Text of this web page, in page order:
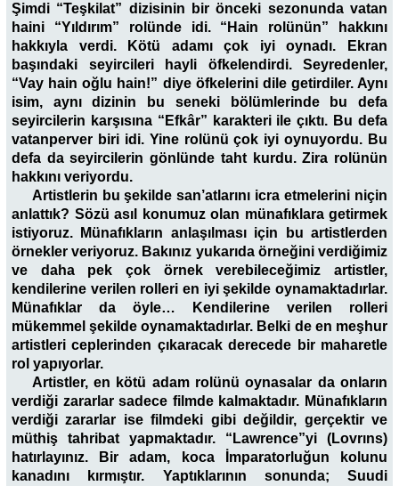
Şimdi “Teşkilat” dizisinin bir önceki sezonunda vatan
haini “Yıldırım” rolünde idi. “Hain rolünün” hakkını
hakkıyla verdi. Kötü adamı çok iyi oynadı. Ekran
başındaki seyircileri hayli öfkelendirdi. Seyredenler,
“Vay hain oğlu hain!” diye öfkelerini dile getirdiler. Aynı
isim, aynı dizinin bu seneki bölümlerinde bu defa
seyircilerin karşısına “Efkâr” karakteri ile çıktı. Bu defa
vatanperver biri idi. Yine rolünü çok iyi oynuyordu. Bu
defa da seyircilerin gönlünde taht kurdu. Zira rolünün
hakkını veriyordu.
Artistlerin bu şekilde san’atlarını icra etmelerini niçin
anlattık? Sözü asıl konumuz olan münafıklara getirmek
istiyoruz. Münafıkların anlaşılması için bu artistlerden
örnekler veriyoruz. Bakınız yukarıda örneğini verdiğimiz
ve daha pek çok örnek verebileceğimiz artistler,
kendilerine verilen rolleri en iyi şekilde oynamaktadırlar.
Münafıklar da öyle… Kendilerine verilen rolleri
mükemmel şekilde oynamaktadırlar. Belki de en meşhur
artistleri ceplerinden çıkaracak derecede bir maharetle
rol yapıyorlar.
Artistler, en kötü adam rolünü oynasalar da onların
verdiği zararlar sadece filmde kalmaktadır. Münafıkların
verdiği zararlar ise filmdeki gibi değildir, gerçektir ve
müthiş tahribat yapmaktadır. “Lawrence”yi (Lovrıns)
hatırlayınız. Bir adam, koca İmparatorluğun kolunu
kanadını kırmıştır. Yaptıklarının sonunda; Suudi